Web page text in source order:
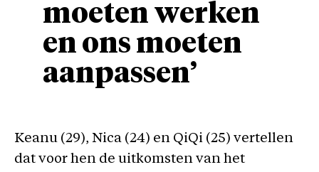
moeten werken
en ons moeten
aanpassen’
Keanu (29), Nica (24) en QiQi (25) vertellen
dat voor hen de uitkomsten van het